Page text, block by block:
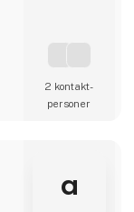
2 kontakt­
personer
a